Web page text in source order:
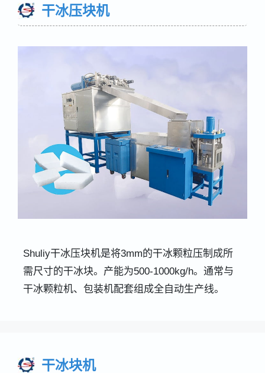
干冰压块机
Shuliy干冰压块机是将3mm的干冰颗粒压制成所
需尺寸的干冰块。产能为500-1000kg/h。通常与
干冰颗粒机、包装机配套组成全自动生产线。
干冰块机